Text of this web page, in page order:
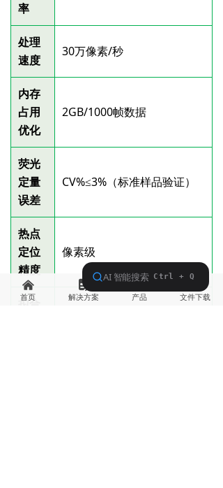
率
处理
速度
30万像素/秒
内存
占用
优化
2GB/1000帧数据
荧光
定量
误差
CV%≤3%（标准样品验证）
热点
定位
精度
像素级
拟合
낀
首页
넖
解决方案
낙
产品 文件下载